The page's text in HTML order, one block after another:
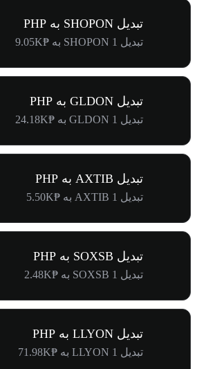
تبدیل SHOPON به PHP
تبدیل 1 SHOPON به ₱9.05K
تبدیل GLDON به PHP
تبدیل 1 GLDON به ₱24.18K
تبدیل AXTIB به PHP
تبدیل 1 AXTIB به ₱5.50K
تبدیل SOXSB به PHP
تبدیل 1 SOXSB به ₱2.48K
تبدیل LLYON به PHP
تبدیل 1 LLYON به ₱71.98K